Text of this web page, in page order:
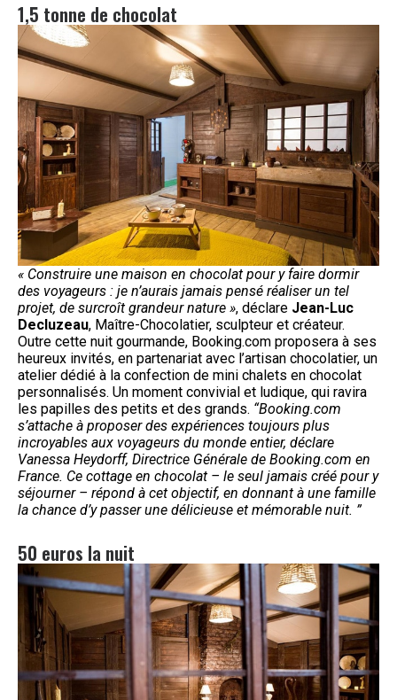
1,5 tonne de chocolat
« Construire une maison en chocolat pour y faire dormir
des voyageurs : je n’aurais jamais pensé réaliser un tel
projet, de surcroît grandeur nature », déclare Jean-Luc
Decluzeau, Maître-Chocolatier, sculpteur et créateur.
Outre cette nuit gourmande, Booking.com proposera à ses
heureux invités, en partenariat avec l’artisan chocolatier, un
atelier dédié à la confection de mini chalets en chocolat
personnalisés. Un moment convivial et ludique, qui ravira
les papilles des petits et des grands. “Booking.com
s’attache à proposer des expériences toujours plus
incroyables aux voyageurs du monde entier, déclare
Vanessa Heydorff, Directrice Générale de Booking.com en
France. Ce cottage en chocolat – le seul jamais créé pour y
séjourner – répond à cet objectif, en donnant à une famille
la chance d’y passer une délicieuse et mémorable nuit. ”
50 euros la nuit